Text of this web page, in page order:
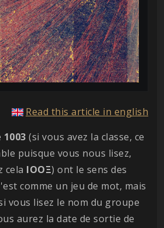
Read this article in english
1003 (si vous avez la classe, ce
puisque vous nous lisez,
cela ΙΟΟΞ) ont le sens des
comme un jeu de mot, mais
vous lisez le nom du groupe
aurez la date de sortie de